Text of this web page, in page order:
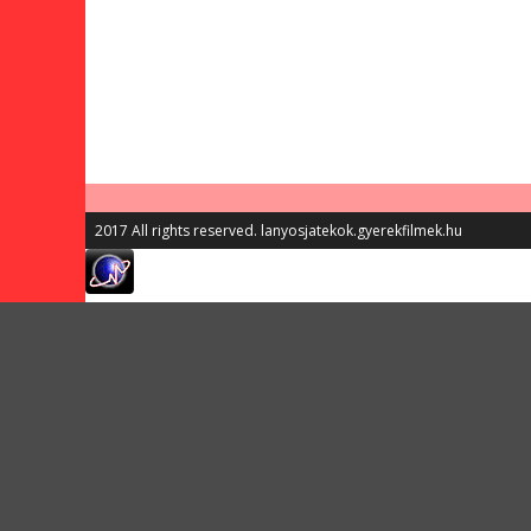
2017 All rights reserved. lanyosjatekok.gyerekfilmek.hu